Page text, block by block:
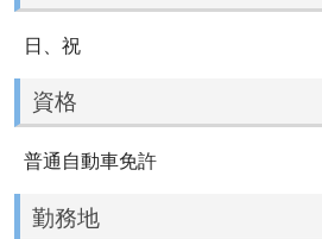
日、祝
資格
普通自動車免許
勤務地